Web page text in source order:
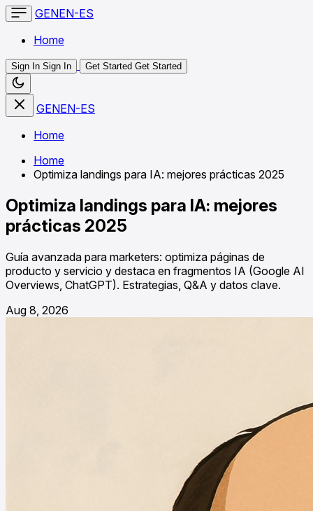
GENEN-ES
Home
Sign In Sign In Get Started Get Started
GENEN-ES
Home
Home
Optimiza landings para IA: mejores prácticas 2025
Optimiza landings para IA: mejores
prácticas 2025
Guía avanzada para marketers: optimiza páginas de
producto y servicio y destaca en fragmentos IA (Google AI
Overviews, ChatGPT). Estrategias, Q&A y datos clave.
Aug 8, 2026